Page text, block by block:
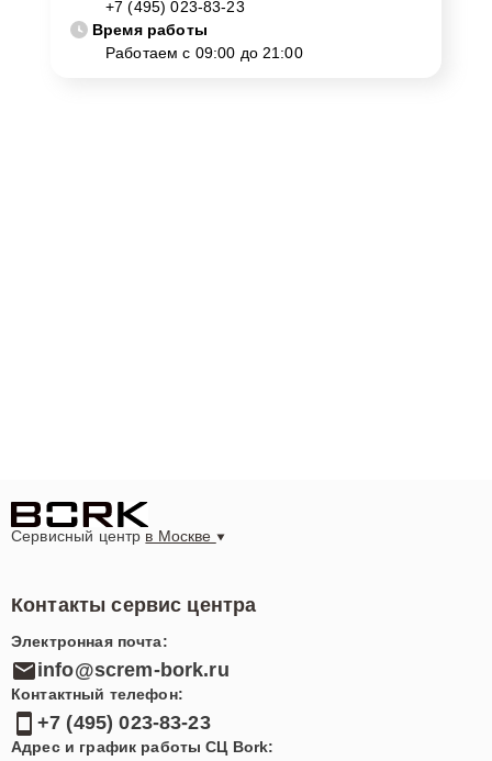
+7 (495) 023-83-23
Время работы
Работаем с 09:00 до 21:00
Сервисный центр в Москве
Контакты сервис центра
Электронная почта:
info@screm-bork.ru
Контактный телефон:
+7 (495) 023-83-23
Адрес и график работы СЦ Bork: